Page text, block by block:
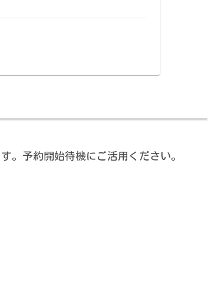
。予約開始待機にご活用ください。